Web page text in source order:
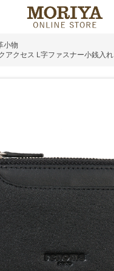
小物
アクセス L字ファスナー小銭入れ